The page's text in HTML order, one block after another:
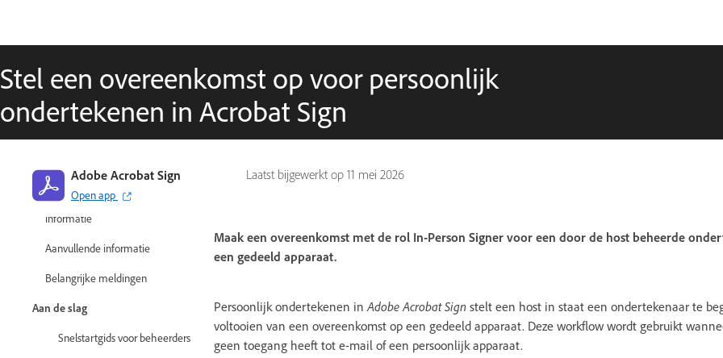
Stel een overeenkomst op voor persoonlijk
ondertekenen in Acrobat Sign
Laatst bijgewerkt op 11 mei 2026
Adobe Acrobat Sign
Open app
Handboek voor Adobe Acrobat Sign
Nieuwe functies
Voorafgaande aanvullende
informatie
Aanvullende informatie
Belangrijke meldingen
Aan de slag
Snelstartgids voor beheerders
Maak een overeenkomst met de rol In-Person Signer voor een door de host beheerde
een gedeeld apparaat.
Persoonlijk ondertekenen in Adobe Acrobat Sign stelt een host in staat een ondertekenaar te
voltooien van een overeenkomst op een gedeeld apparaat. Deze workflow wordt gebruikt
geen toegang heeft tot e-mail of een persoonlijk apparaat.